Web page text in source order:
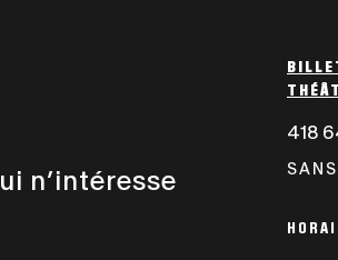
n’intéresse
418